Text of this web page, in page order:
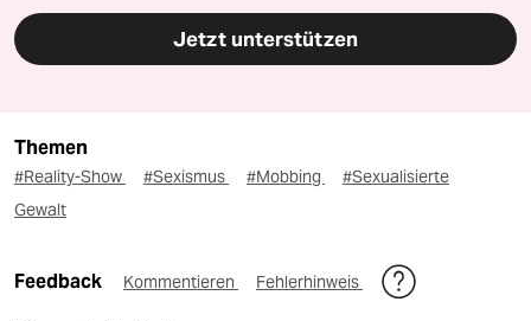
Jetzt unterstützen
Themen
#Reality-Show #Sexismus #Mobbing
#Sexualisierte
Gewalt
Feedback Kommentieren Fehlerhinweis